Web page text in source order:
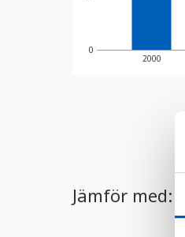
0
2000
Jämför med: